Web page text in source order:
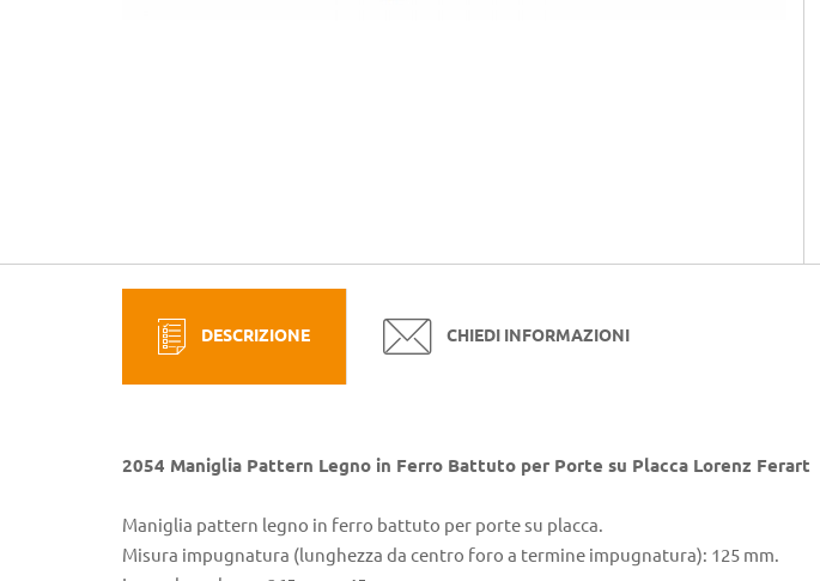
DESCRIZIONE CHIEDI INFORMAZIONI
2054 Maniglia Pattern Legno in Ferro Battuto per Porte su Placca Lorenz Ferart
Maniglia pattern legno in ferro battuto per porte su placca.
Misura impugnatura (lunghezza da centro foro a termine impugnatura): 125 mm.